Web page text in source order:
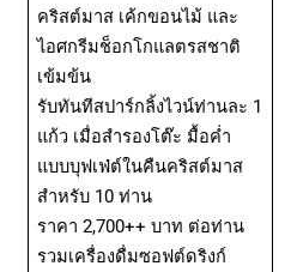
คริสต์มาส เค้กขอนไม้ และ
ไอศกรีมช็อกโกแลตรสชาติ
เข้มข้น
รับทันทีสปาร์กลิ้งไวน์ท่านละ 1
แก้ว เมื่อสำรองโต๊ะ มื้อค่ำ
แบบบุฟเฟ่ต์ในคืนคริสต์มาส
สำหรับ 10 ท่าน
ราคา 2,700++ บาท ต่อท่าน
รวมเครื่องดื่มซอฟต์ดริงก์